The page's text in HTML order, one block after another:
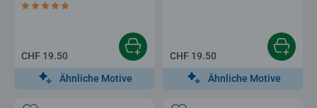
Durchschnittliche Bewertung 5.0 von 5 Sternen.
CHF 19.50
Ähnliche Motive
CHF 19.50
Ähnliche Motive